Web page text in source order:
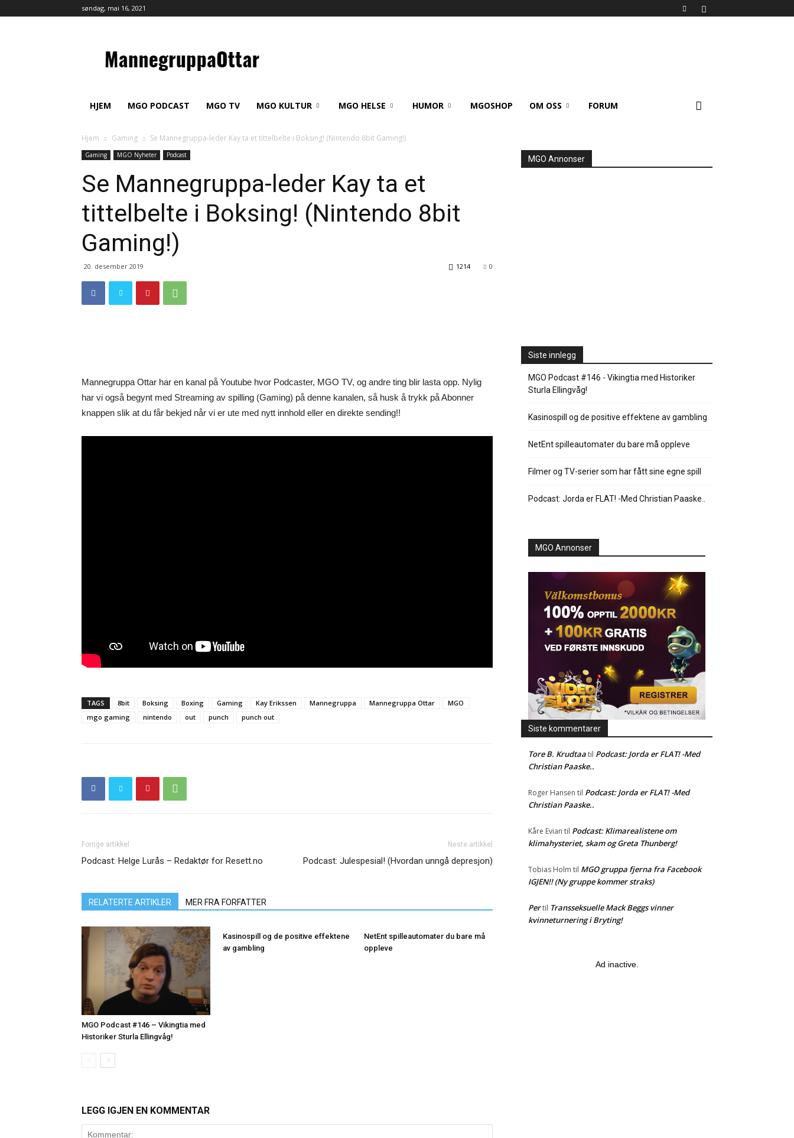
søndag, mai 16, 2021
HJEM MGO PODCAST MGO TV MGO KULTUR MGO HELSE HUMOR MGOSHOP OM OSS FORUM
Hjem Gaming Se Mannegruppa-leder Kay ta et tittelbelte i Boksing! (Nintendo 8bit Gaming!)
Gaming MGO Nyheter Podcast
Se Mannegruppa-leder Kay ta et
tittelbelte i Boksing! (Nintendo 8bit
Gaming!)
20. desember 2019 0
1214
Mannegruppa Ottar har en kanal på Youtube hvor Podcaster, MGO TV, og andre ting blir lasta opp. Nylig
har vi også begynt med Streaming av spilling (Gaming) på denne kanalen, så husk å trykk på Abonner
knappen slik at du får bekjed når vi er ute med nytt innhold eller en direkte sending!!
TAGS 8bit Boksing Boxing Gaming Kay Erikssen Mannegruppa Mannegruppa Ottar
MGO
mgo gaming
nintendo out punch punch out
Forrige artikkel
Podcast: Helge Lurås – Redaktør for Resett.no
Neste artikkel
Podcast: Julespesial! (Hvordan unngå depresjon)
RELATERTE ARTIKLER MER FRA FORFATTER
MGO Podcast #146 – Vikingtia med
Historiker Sturla Ellingvåg!
Kasinospill og de positive effektene
av gambling
NetEnt spilleautomater du bare må
oppleve
LEGG IGJEN EN KOMMENTAR
MGO Annonser
Siste innlegg
MGO Podcast #146 - Vikingtia med Historiker
Sturla Ellingvåg!
Kasinospill og de positive effektene av gambling
NetEnt spilleautomater du bare må oppleve
Filmer og TV-serier som har fått sine egne spill
Podcast: Jorda er FLAT! -Med Christian Paaske..
MGO Annonser
Siste kommentarer
Tore B. Krudtaatil Podcast: Jorda er FLAT! -Med
Christian Paaske..
Roger Hansen til Podcast: Jorda er FLAT! -Med
Christian Paaske..
Kåre Evian til Podcast: Klimarealistene om
klimahysteriet, skam og Greta Thunberg!
Tobias Holm til MGO gruppa fjerna fra Facebook
IGJEN!! (Ny gruppe kommer straks)
Pertil Transseksuelle Mack Beggs vinner
kvinneturnering i Bryting!
Ad inactive.